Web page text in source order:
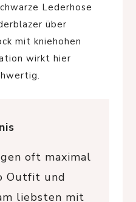
Lederhose
über
mit kniehohen
wirkt hier
oft maximal
Outfit und
liebsten mit